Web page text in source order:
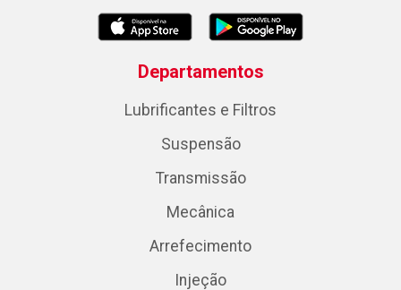
Departamentos
Lubrificantes e Filtros
Suspensão
Transmissão
Mecânica
Arrefecimento
Injeção